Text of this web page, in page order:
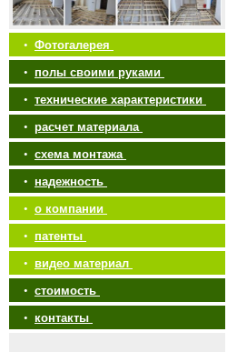
• Фотогалерея
• полы своими руками
• технические характеристики
• расчет материала
• схема монтажа
• надежность
• о компании
• патенты
• видео материал
• стоимость
• контакты